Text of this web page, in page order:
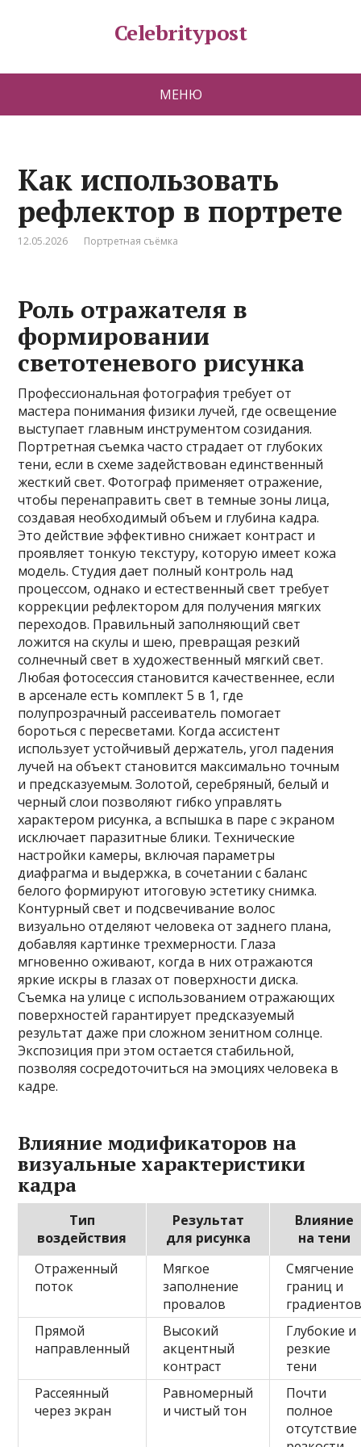
Celebritypost
МЕНЮ
Как использовать
рефлектор в портрете
12.05.2026 Портретная съёмка
Роль отражателя в
формировании
светотеневого рисунка
Профессиональная фотография требует от
мастера понимания физики лучей, где освещение
выступает главным инструментом созидания.
Портретная съемка часто страдает от глубоких
тени, если в схеме задействован единственный
жесткий свет. Фотограф применяет отражение,
чтобы перенаправить свет в темные зоны лица,
создавая необходимый объем и глубина кадра.
Это действие эффективно снижает контраст и
проявляет тонкую текстуру, которую имеет кожа
модель. Студия дает полный контроль над
процессом, однако и естественный свет требует
коррекции рефлектором для получения мягких
переходов. Правильный заполняющий свет
ложится на скулы и шею, превращая резкий
солнечный свет в художественный мягкий свет.
Любая фотосессия становится качественнее, если
в арсенале есть комплект 5 в 1, где
полупрозрачный рассеиватель помогает
бороться с пересветами. Когда ассистент
использует устойчивый держатель, угол падения
лучей на объект становится максимально точным
и предсказуемым. Золотой, серебряный, белый и
черный слои позволяют гибко управлять
характером рисунка, а вспышка в паре с экраном
исключает паразитные блики. Технические
настройки камеры, включая параметры
диафрагма и выдержка, в сочетании с баланс
белого формируют итоговую эстетику снимка.
Контурный свет и подсвечивание волос
визуально отделяют человека от заднего плана,
добавляя картинке трехмерности. Глаза
мгновенно оживают, когда в них отражаются
яркие искры в глазах от поверхности диска.
Съемка на улице с использованием отражающих
поверхностей гарантирует предсказуемый
результат даже при сложном зенитном солнце.
Экспозиция при этом остается стабильной,
позволяя сосредоточиться на эмоциях человека в
кадре.
Влияние модификаторов на
визуальные характеристики
кадра
Тип
воздействия
Результат
для рисунка
Влияние
на тени
Отраженный
поток
Мягкое
заполнение
провалов
Смягчение
границ и
Прямой
направленный
Высокий
акцентный
контраст
Глубокие и
резкие
тени
Рассеянный
через экран
Равномерный
и чистый тон
Почти
полное
отсутствие